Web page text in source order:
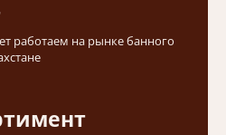
работаем на рынке банного